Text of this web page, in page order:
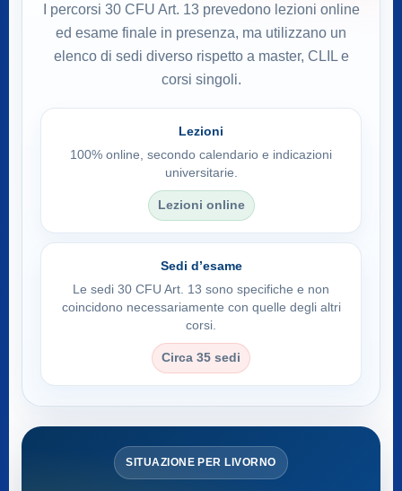
I percorsi 30 CFU Art. 13 prevedono lezioni online
ed esame finale in presenza, ma utilizzano un
elenco di sedi diverso rispetto a master, CLIL e
corsi singoli.
Lezioni
100% online, secondo calendario e indicazioni
universitarie.
Lezioni online
Sedi d’esame
Le sedi 30 CFU Art. 13 sono specifiche e non
coincidono necessariamente con quelle degli altri
corsi.
Circa 35 sedi
SITUAZIONE PER LIVORNO